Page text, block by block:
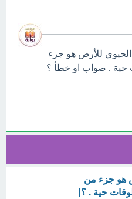
للأرض هو جزء
حية . صواب او خطأ ؟
هو جزء من
حية . ؟|